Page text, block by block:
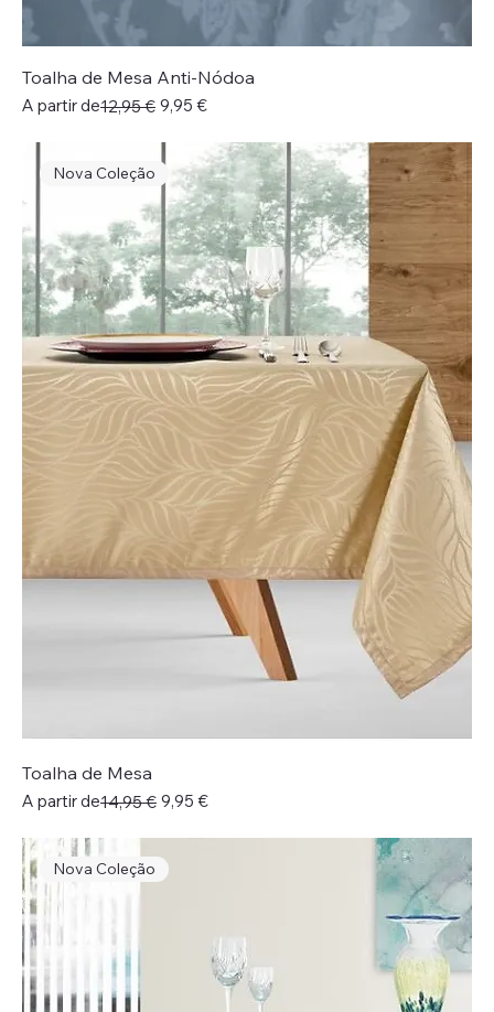
Toalha de Mesa Anti-Nódoa
A partir de
Preço normal12,95 € 9,95 €
Preço promocional
Nova Coleção
Toalha de Mesa
A partir de
Preço normal14,95 € 9,95 €
Preço promocional
Nova Coleção